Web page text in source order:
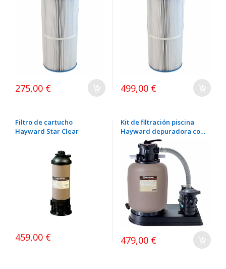
275,00 € 499,00 €
Filtro de cartucho
Hayward Star Clear
459,00 €
Kit de filtración piscina
Hayward depuradora con
bomba Filtro Hayward 4
m³/h + bomba 0,25 CV
479,00 €